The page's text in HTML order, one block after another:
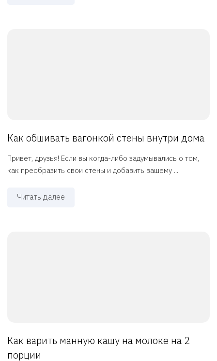
Как обшивать вагонкой стены внутри дома
Привет, друзья! Если вы когда-либо задумывались о том,
как преобразить свои стены и добавить вашему ...
Читать далее
Как варить манную кашу на молоке на 2
порции